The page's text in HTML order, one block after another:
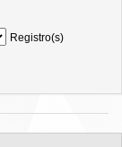
Registro(s)